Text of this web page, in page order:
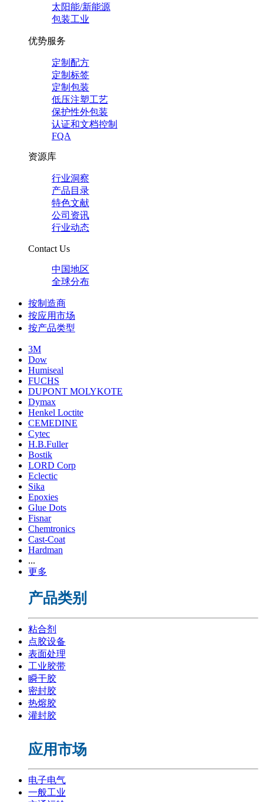
太阳能/新能源
包装工业
优势服务
定制配方
定制标签
定制包装
低压注塑工艺
保护性外包装
认证和文档控制
FQA
资源库
行业洞察
产品目录
特色文献
公司资讯
行业动态
Contact Us
中国地区
全球分布
按制造商
按应用市场
按产品类型
3M
Dow
Humiseal
FUCHS
DUPONT MOLYKOTE
Dymax
Henkel Loctite
CEMEDINE
Cytec
H.B.Fuller
Bostik
LORD Corp
Eclectic
Sika
Epoxies
Glue Dots
Fisnar
Chemtronics
Cast-Coat
Hardman
...
更多
产品类别
粘合剂
点胶设备
表面处理
工业胶带
瞬干胶
密封胶
热熔胶
灌封胶
应用市场
电子电气
一般工业